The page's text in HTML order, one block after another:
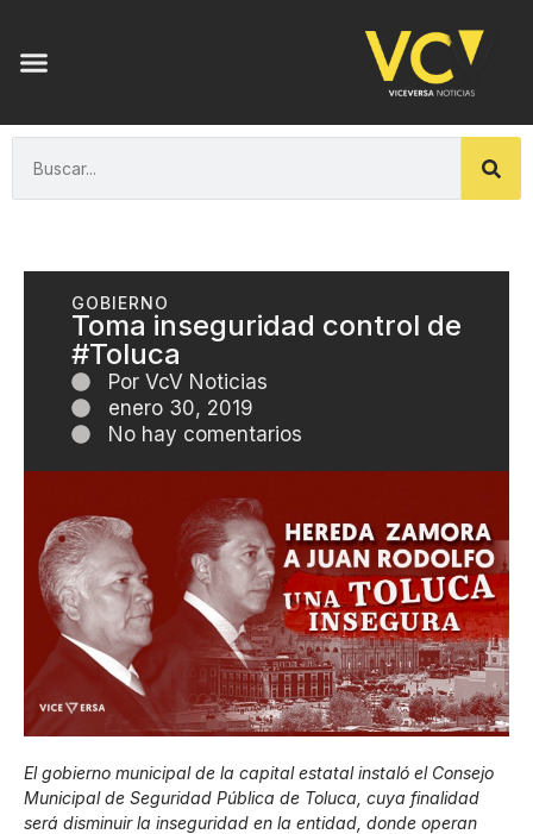
GOBIERNO
Toma inseguridad control de
#Toluca
Por VcV Noticias
enero 30, 2019
No hay comentarios
El gobierno municipal de la capital estatal instaló el Consejo
Municipal de Seguridad Pública de Toluca, cuya finalidad
será disminuir la inseguridad en la entidad, donde operan